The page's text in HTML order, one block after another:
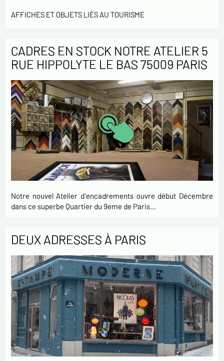
AFFICHES ET OBJETS LIÉS AU TOURISME
CADRES EN STOCK NOTRE ATELIER 5
RUE HIPPOLYTE LE BAS 75009 PARIS
Notre nouvel Atelier d'encadrements ouvre début Décembre
dans ce superbe Quartier du 9eme de Paris…
DEUX ADRESSES À PARIS